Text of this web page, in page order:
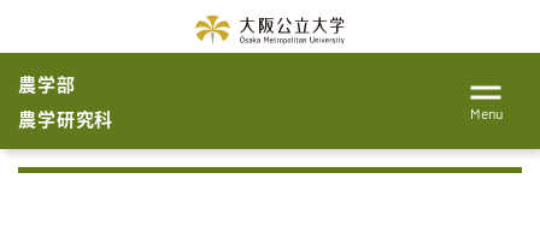
農学部
農学研究科
Menu